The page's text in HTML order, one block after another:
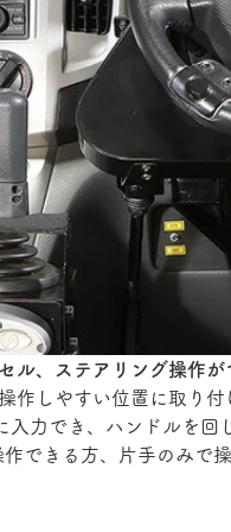
ル、ステアリング操作が
作しやすい位置に取り付
入力でき、ハンドルを
できる方、片手のみで